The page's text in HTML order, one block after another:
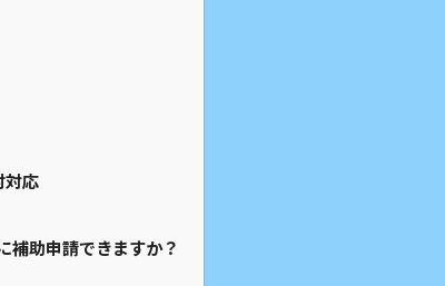
対応
補助申請できますか？